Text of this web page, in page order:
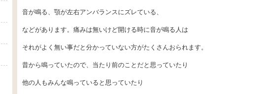
音が鳴る、顎が左右アンバランスにズレている、
などがあります。痛みは無いけど開ける時に音が鳴る人は
それがよく無い事だと分かっていない方がたくさんおられます。
昔から鳴っていたので、当たり前のことだと思っていたり
他の人もみんな鳴っていると思っていたり